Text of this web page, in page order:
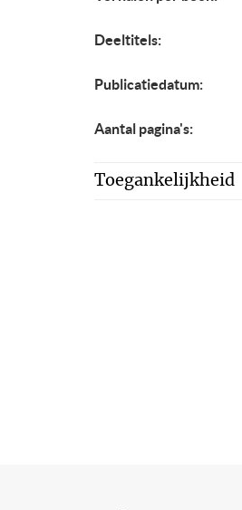
Deeltitels:
Publicatiedatum:
Aantal pagina's:
Toegankelijkheid